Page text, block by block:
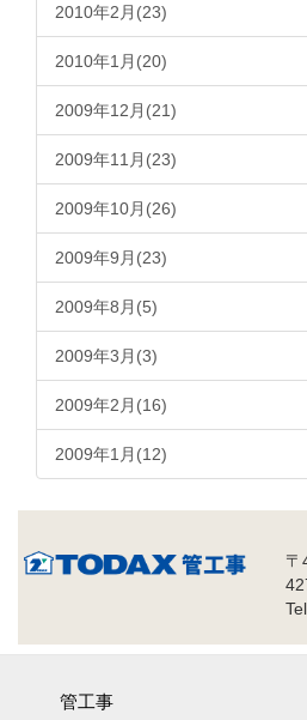
2010年2月(23)
2010年1月(20)
2009年12月(21)
2009年11月(23)
2009年10月(26)
2009年9月(23)
2009年8月(5)
2009年3月(3)
2009年2月(16)
2009年1月(12)
〒
管工事